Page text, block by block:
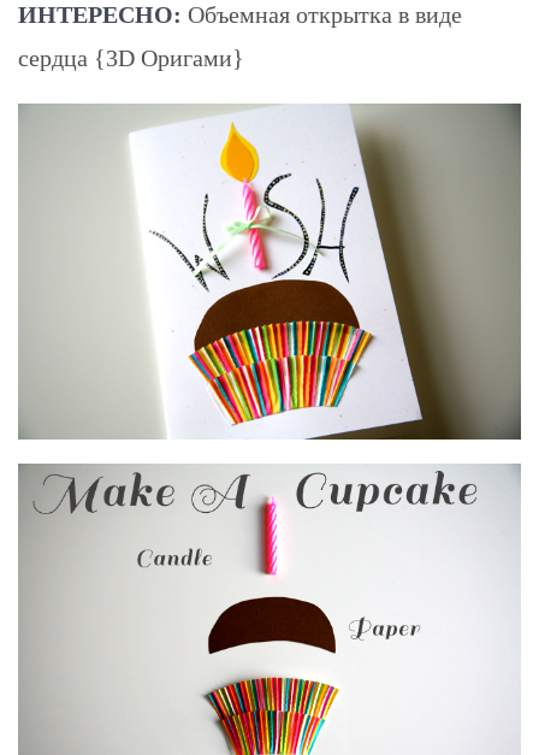
ИНТЕРЕСНО: Объемная открытка в виде
сердца {3D Оригами}